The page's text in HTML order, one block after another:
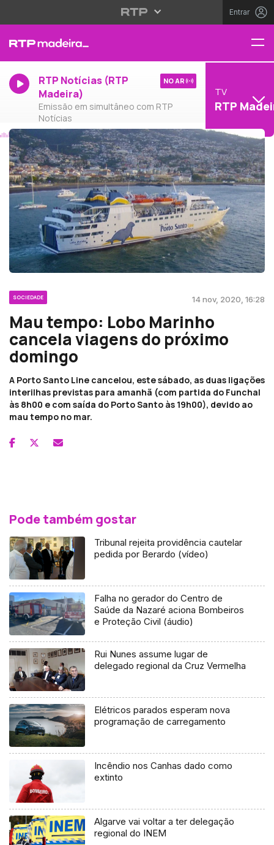
Entrar
RTP Notícias (RTP
Madeira)
Emissão em simultâneo com RTP
Notícias
NO AR
TV
RTP
SOCIEDADE 14 nov, 2020, 16:28
Mau tempo: Lobo Marinho
cancela viagens do próximo
domingo
A Porto Santo Line cancelou, este sábado, as duas ligações
interilhas previstas para amanhã (com partida do Funchal
às 8h00 e com saída do Porto Santo às 19h00), devido ao
mau tempo no mar.
Pode também gostar
Tribunal rejeita providência cautelar
pedida por Berardo (vídeo)
Falha no gerador do Centro de
Saúde da Nazaré aciona Bombeiros
e Proteção Civil (áudio)
Rui Nunes assume lugar de
delegado regional da Cruz Vermelha
Elétricos parados esperam nova
programação de carregamento
Incêndio nos Canhas dado como
extinto
Algarve vai voltar a ter delegação
regional do INEM